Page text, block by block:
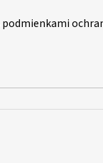
podmienkami